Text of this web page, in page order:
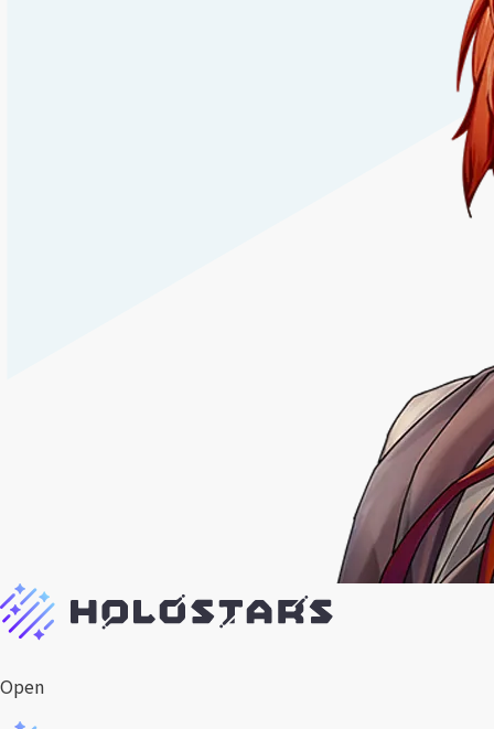
Open